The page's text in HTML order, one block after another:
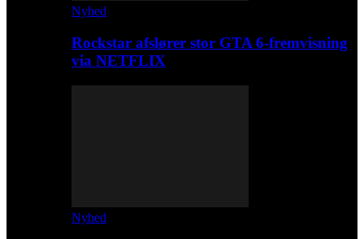
Nyhed
Rockstar afslører stor GTA 6-fremvisning
via NETFLIX
Nyhed